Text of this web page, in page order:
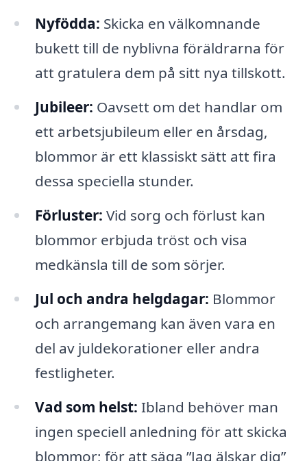
Nyfödda: Skicka en välkomnande
bukett till de nyblivna föräldrarna för
att gratulera dem på sitt nya tillskott.
Jubileer: Oavsett om det handlar om
ett arbetsjubileum eller en årsdag,
blommor är ett klassiskt sätt att fira
dessa speciella stunder.
Förluster: Vid sorg och förlust kan
blommor erbjuda tröst och visa
medkänsla till de som sörjer.
Jul och andra helgdagar: Blommor
och arrangemang kan även vara en
del av juldekorationer eller andra
festligheter.
Vad som helst: Ibland behöver man
ingen speciell anledning för att skicka
blommor; för att säga ”Jag älskar dig”